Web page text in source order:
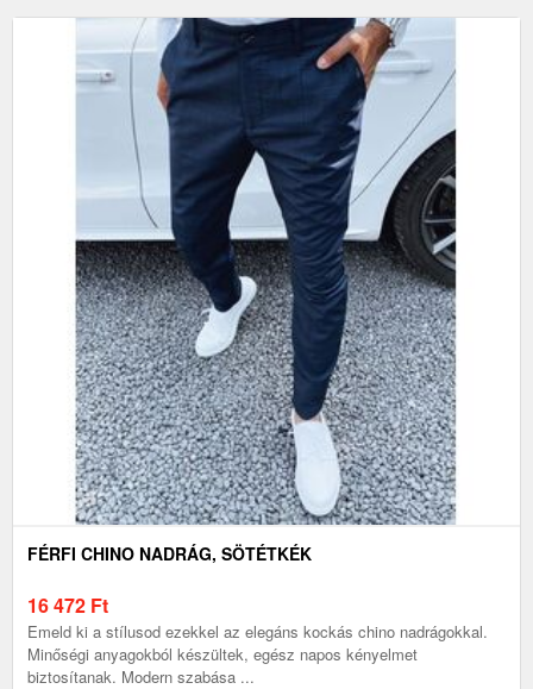
FÉRFI CHINO NADRÁG, SÖTÉTKÉK
16 472 Ft
Emeld ki a stílusod ezekkel az elegáns kockás chino nadrágokkal.
Minőségi anyagokból készültek, egész napos kényelmet
biztosítanak. Modern szabása ...